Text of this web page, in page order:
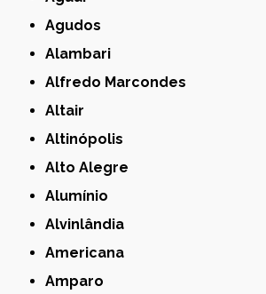
Agudos
Alambari
Alfredo Marcondes
Altair
Altinópolis
Alto Alegre
Alumínio
Alvinlândia
Americana
Amparo